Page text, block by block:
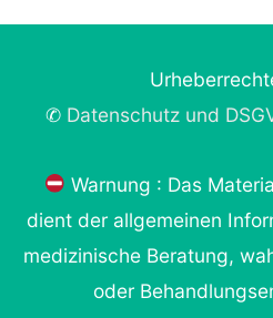
✆ Datenschutz und
Warnung : Das
dient der allgemeinen
medizinische Beratung,
oder